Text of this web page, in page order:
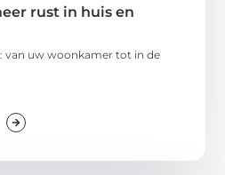
rust in huis en
van uw woonkamer tot in de